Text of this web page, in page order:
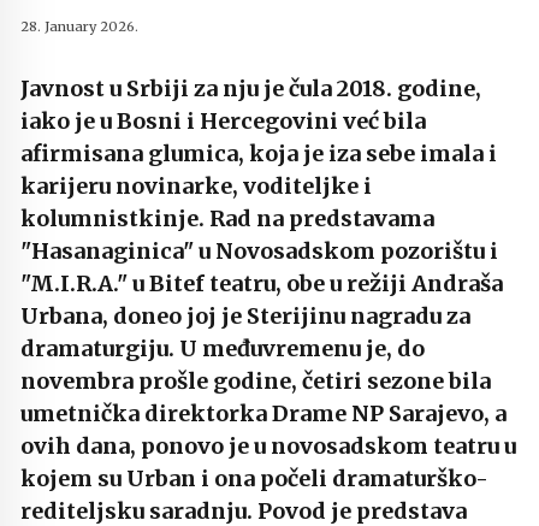
28. January 2026.
Javnost u Srbiji za nju je čula 2018. godine,
iako je u Bosni i Hercegovini već bila
afirmisana glumica, koja je iza sebe imala i
karijeru novinarke, voditeljke i
kolumnistkinje. Rad na predstavama
"Hasanaginica" u Novosadskom pozorištu i
"M.I.R.A." u Bitef teatru, obe u režiji Andraša
Urbana, doneo joj je Sterijinu nagradu za
dramaturgiju. U međuvremenu je, do
novembra prošle godine, četiri sezone bila
umetnička direktorka Drame NP Sarajevo, a
ovih dana, ponovo je u novosadskom teatru u
kojem su Urban i ona počeli dramaturško-
rediteljsku saradnju. Povod je predstava